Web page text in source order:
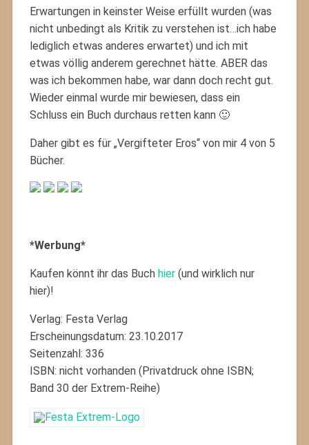
Erwartungen in keinster Weise erfüllt wurden (was
nicht unbedingt als Kritik zu verstehen ist…ich habe
lediglich etwas anderes erwartet) und ich mit
etwas völlig anderem gerechnet hätte. ABER das
was ich bekommen habe, war dann doch recht gut.
Wieder einmal wurde mir bewiesen, dass ein
Schluss ein Buch durchaus retten kann 🙂
Daher gibt es für „Vergifteter Eros“ von mir 4 von 5
Bücher.
*Werbung*
Kaufen könnt ihr das Buch hier(und wirklich nur
hier)!
Verlag: Festa Verlag
Erscheinungsdatum: 23.10.2017
Seitenzahl: 336
ISBN: nicht vorhanden (Privatdruck ohne ISBN;
Band 30 der Extrem-Reihe)